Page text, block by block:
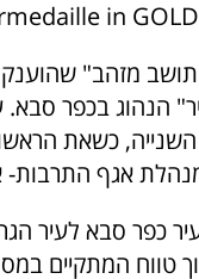
מזהב"
הנהוג בכפר סבא.
כשאת
אגף התרבות-
כפר סבא לעיר
טווח המתקיים